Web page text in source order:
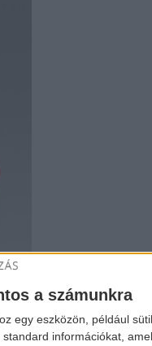
a számunkra
egy eszközön, például
információkat,